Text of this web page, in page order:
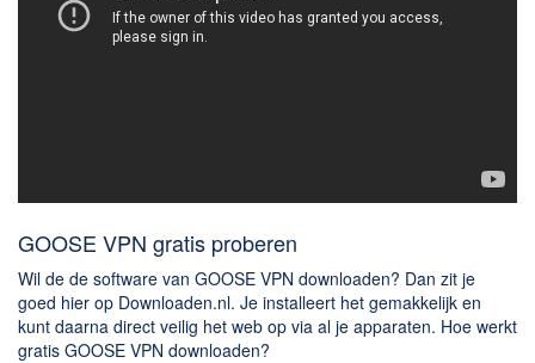
GOOSE VPN gratis proberen
Wil de de software van GOOSE VPN downloaden? Dan zit je
goed hier op Downloaden.nl. Je installeert het gemakkelijk en
kunt daarna direct veilig het web op via al je apparaten. Hoe werkt
gratis GOOSE VPN downloaden?